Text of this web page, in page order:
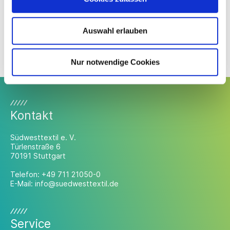
Auswahl erlauben
Nur notwendige Cookies
Anmeldung Webinar Hohenstein Digital Fitting am 9.
Februar 2021
Kontakt
Südwesttextil e. V.
Türlenstraße 6
70191 Stuttgart
Telefon: +49 711 21050-0
E-Mail: info@suedwesttextil.de
Service